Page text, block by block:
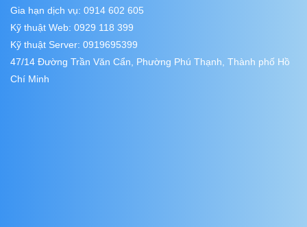
Gia hạn dịch vụ: 0914 602 605
Kỹ thuật Web: 0929 118 399
Kỹ thuật Server: 0919695399
47/14 Đường Trần Văn Cẩn, Phường Phú Thạnh, Thành phố Hồ
Chí Minh